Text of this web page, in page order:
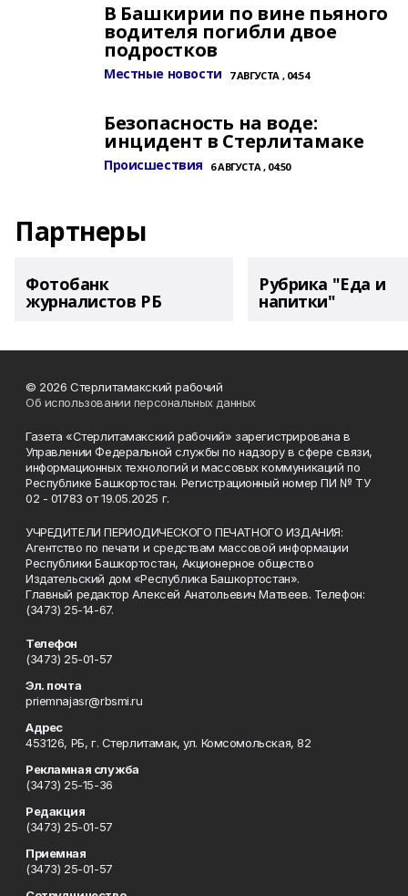
В Башкирии по вине пьяного
водителя погибли двое
подростков
Местные новости 7 АВГУСТА , 04:54
Безопасность на воде:
инцидент в Стерлитамаке
Происшествия 6 АВГУСТА , 04:50
Партнеры
Фотобанк
журналистов РБ
Рубрика "Еда и
напитки"
© 2026 Стерлитамакский рабочий
Об использовании персональных данных
Газета «Стерлитамакский рабочий» зарегистрирована в
Управлении Федеральной службы по надзору в сфере связи,
информационных технологий и массовых коммуникаций по
Республике Башкортостан. Регистрационный номер ПИ № ТУ
02 - 01783 от 19.05.2025 г.
УЧРЕДИТЕЛИ ПЕРИОДИЧЕСКОГО ПЕЧАТНОГО ИЗДАНИЯ:
Агентство по печати и средствам массовой информации
Республики Башкортостан, Акционерное общество
Издательский дом «Республика Башкортостан».
Главный редактор Алексей Анатольевич Матвеев. Телефон:
(3473) 25-14-67.
Телефон
(3473) 25-01-57
Эл. почта
priemnajasr@rbsmi.ru
Адрес
453126, РБ, г. Стерлитамак, ул. Комсомольская, 82
Рекламная служба
(3473) 25-15-36
Редакция
(3473) 25-01-57
Приемная
(3473) 25-01-57